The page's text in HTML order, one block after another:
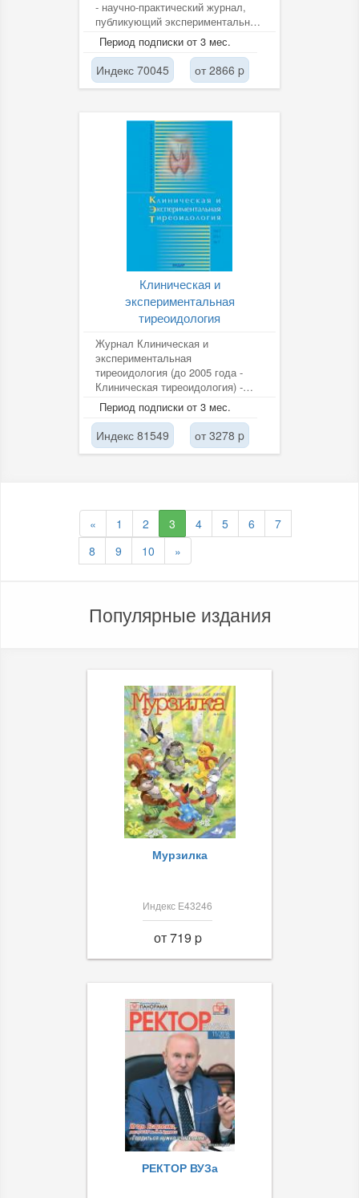
- научно-практический журнал,
публикующий экспериментальные
и клинические материалы в
области...
Период подписки от 3 мес.
Индекс 70045 от 2866 p
Клиническая и
экспериментальная
тиреоидология
Журнал Клиническая и
экспериментальная
тиреоидология (до 2005 года -
Клиническая тиреоидология) -
первое в РФ специализированное
периодическое...
Период подписки от 3 мес.
Индекс 81549 от 3278 p
« 1 2 3 4 5 6
7
8
9 10 »
Популярные издания
Мурзилка
Индекс Е43246
от 719 p
РЕКТОР ВУЗа